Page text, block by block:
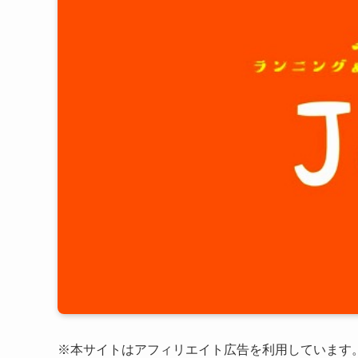
※本サイトはアフィリエイト広告を利用しています